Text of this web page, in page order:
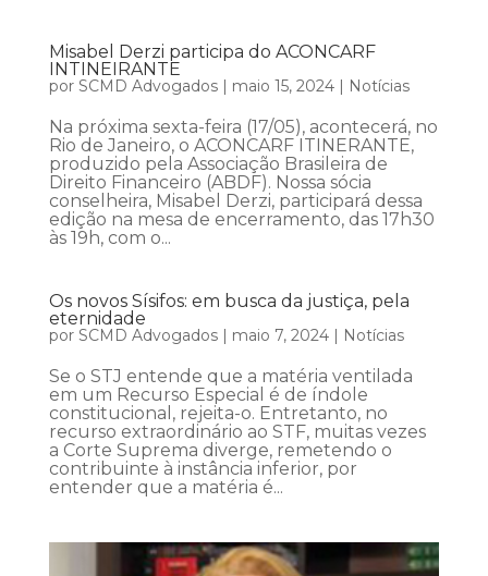
Misabel Derzi participa do ACONCARF
INTINEIRANTE
por SCMD Advogados| maio 15, 2024| Notícias
Na próxima sexta-feira (17/05), acontecerá, no
Rio de Janeiro, o ACONCARF ITINERANTE,
produzido pela Associação Brasileira de
Direito Financeiro (ABDF). Nossa sócia
conselheira, Misabel Derzi, participará dessa
edição na mesa de encerramento, das 17h30
às 19h, com o...
Os novos Sísifos: em busca da justiça, pela
eternidade
por SCMD Advogados| maio 7, 2024| Notícias
Se o STJ entende que a matéria ventilada
em um Recurso Especial é de índole
constitucional, rejeita-o. Entretanto, no
recurso extraordinário ao STF, muitas vezes
a Corte Suprema diverge, remetendo o
contribuinte à instância inferior, por
entender que a matéria é...